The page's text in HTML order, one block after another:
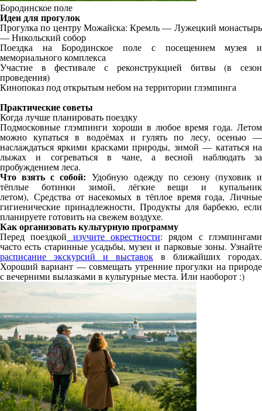
Бородинское поле
Идеи для прогулок
Прогулка по центру Можайска: Кремль — Лужецкий монастырь
— Никольский собор
Поездка на Бородинское поле с посещением музея и
мемориального комплекса
Участие в фестивале с реконструкцией битвы (в сезон
проведения)
Кинопоказ под открытым небом на территории глэмпинга
Практические советы
Когда лучше планировать поездку
Подмосковные глэмпинги хороши в любое время года. Летом
можно купаться в водоёмах и гулять по лесу, осенью —
наслаждаться яркими красками природы, зимой — кататься на
лыжах и согреваться в чане, а весной наблюдать за
пробуждением леса.
Что взять с собой: Удобную одежду по сезону (пуховик и
тёплые ботинки зимой, лёгкие вещи и купальник
летом), Средства от насекомых в тёплое время года, Личные
гигиенические принадлежности​​​​​​​,Продукты для барбекю, если
планируете готовить на свежем воздухе.
Как организовать культурную программу
Перед поездкой изучите окрестности: рядом с глэмпингами
часто есть старинные усадьбы, музеи и парковые зоны. Узнайте
расписание экскурсий и выставок в ближайших городах.
Хороший вариант — совмещать утренние прогулки на природе
с вечерними вылазками в культурные места. Или наоборот :)